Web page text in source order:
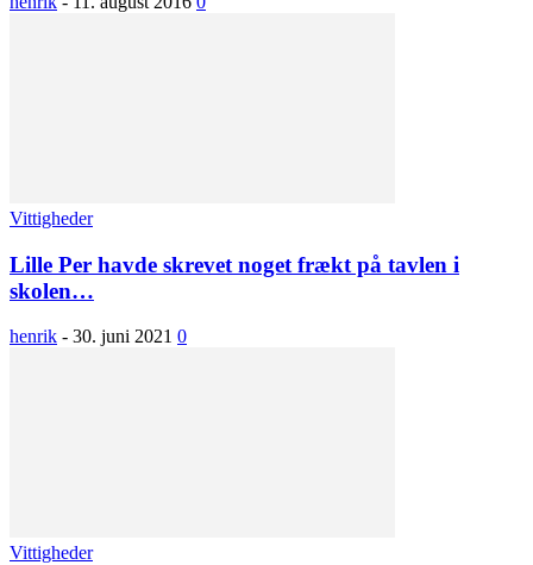
Vittigheder
Lille Per havde skrevet noget frækt på tavlen i
skolen…
henrik - 30. juni 2021 0
Vittigheder